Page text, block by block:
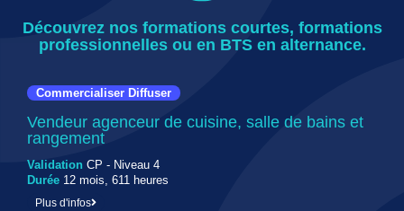
Découvrez nos formations courtes, formations
professionnelles ou en BTS en alternance.
Commercialiser Diffuser
Vendeur agenceur de cuisine, salle de bains et
rangement
Validation CP - Niveau 4
Durée 12 mois, 611 heures
Plus d'infos